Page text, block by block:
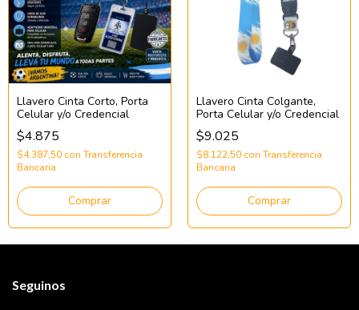
Llavero Cinta Corto, Porta
Celular y/o Credencial
$4.875
$4.387,50 con Transferencia
Bancaria
Comprar
Llavero Cinta Colgante,
Porta Celular y/o Credencial
$9.025
$8.122,50 con Transferencia
Bancaria
Comprar
Seguinos